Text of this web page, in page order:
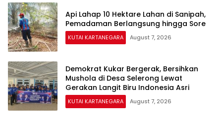
Api Lahap 10 Hektare Lahan di Sanipah,
Pemadaman Berlangsung hingga Sore
KUTAI KARTANEGARA August 7, 2026
Demokrat Kukar Bergerak, Bersihkan
Mushola di Desa Selerong Lewat
Gerakan Langit Biru Indonesia Asri
KUTAI KARTANEGARA August 7, 2026